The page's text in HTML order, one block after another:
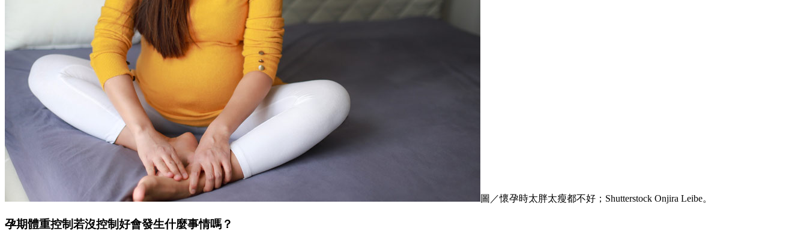
圖／懷孕時太胖太瘦都不好；Shutterstock Onjira Leibe。
孕期體重控制若沒控制好會發生什麼事情嗎？